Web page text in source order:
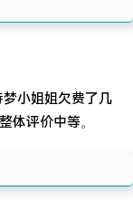
小姐姐欠费了几
体评价中等。